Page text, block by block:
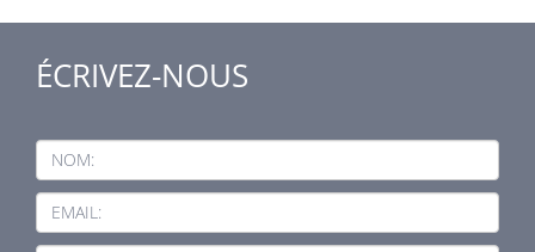
ÉCRIVEZ-NOUS
NOM:
EMAIL: